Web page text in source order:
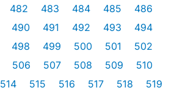
482 483 484 485
486
490 491 492 493
494
498 499 500 501
502
506 507 508 509
510
514 515 516 517 518
519